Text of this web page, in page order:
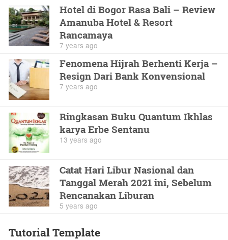
Hotel di Bogor Rasa Bali – Review
Amanuba Hotel & Resort
Rancamaya
7 years ago
Fenomena Hijrah Berhenti Kerja –
Resign Dari Bank Konvensional
7 years ago
Ringkasan Buku Quantum Ikhlas
karya Erbe Sentanu
13 years ago
Catat Hari Libur Nasional dan
Tanggal Merah 2021 ini, Sebelum
Rencanakan Liburan
5 years ago
Tutorial Template